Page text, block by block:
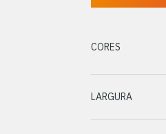
CORES
LARGURA